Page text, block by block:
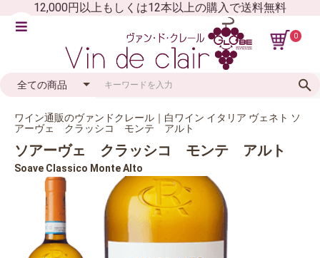
12,000円以上もしくは12本以上の購入で送料無料
0
ワイン通販のヴァンドクレール｜白ワイン イタリア ヴェネト ソ
アーヴェ クラッシコ モンテ アルト
ソアーヴェ クラッシコ モンテ アルト
Soave Classico Monte Alto